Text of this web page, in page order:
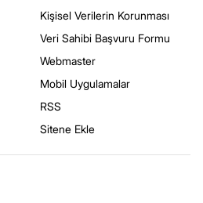
Kişisel Verilerin Korunması
Veri Sahibi Başvuru Formu
Webmaster
Mobil Uygulamalar
RSS
Sitene Ekle